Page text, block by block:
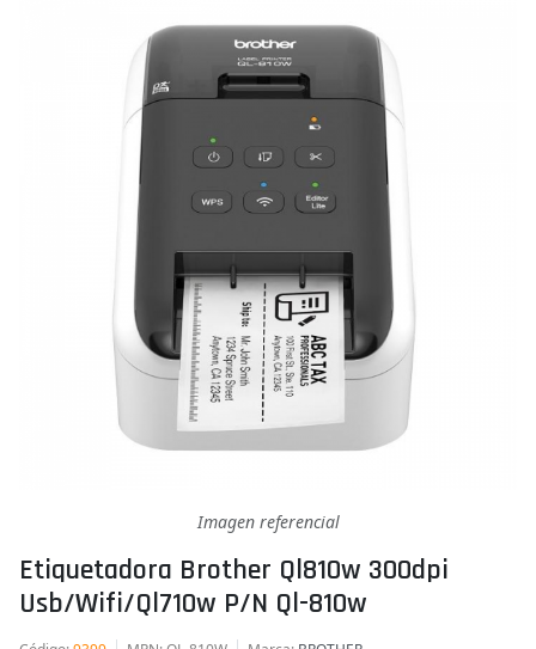
Imagen referencial
Etiquetadora Brother Ql810w 300dpi
Usb/wifi/ql710w P/n Ql-810w